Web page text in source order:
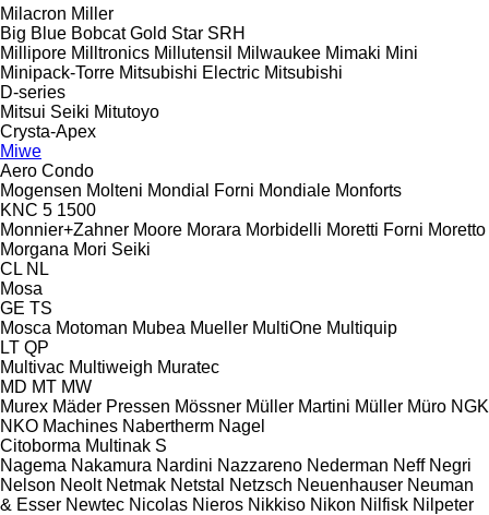
Milacron Miller
Big Blue Bobcat Gold Star SRH
Millipore Milltronics Millutensil Milwaukee Mimaki Mini
Minipack-Torre Mitsubishi Electric Mitsubishi
D-series
Mitsui Seiki Mitutoyo
Crysta-Apex
Miwe
Aero Condo
Mogensen Molteni Mondial Forni Mondiale Monforts
KNC 5 1500
Monnier+Zahner Moore Morara Morbidelli Moretti Forni Moretto
Morgana Mori Seiki
CL NL
Mosa
GE TS
Mosca Motoman Mubea Mueller MultiOne Multiquip
LT QP
Multivac Multiweigh Muratec
MD MT MW
Murex Mäder Pressen Mössner Müller Martini Müller Müro NGK
NKO Machines Nabertherm Nagel
Citoborma Multinak S
Nagema Nakamura Nardini Nazzareno Nederman Neff Negri
Nelson Neolt Netmak Netstal Netzsch Neuenhauser Neuman
& Esser Newtec Nicolas Nieros Nikkiso Nikon Nilfisk Nilpeter